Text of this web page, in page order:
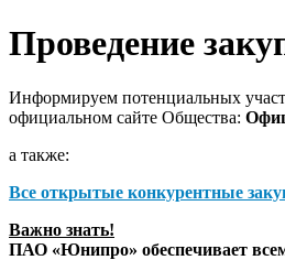
Проведение
Информируем потенциальных
официальном сайте Общества:
а также:
Все открытые конкурентные
Важно знать!
ПАО «Юнипро» обеспечивает